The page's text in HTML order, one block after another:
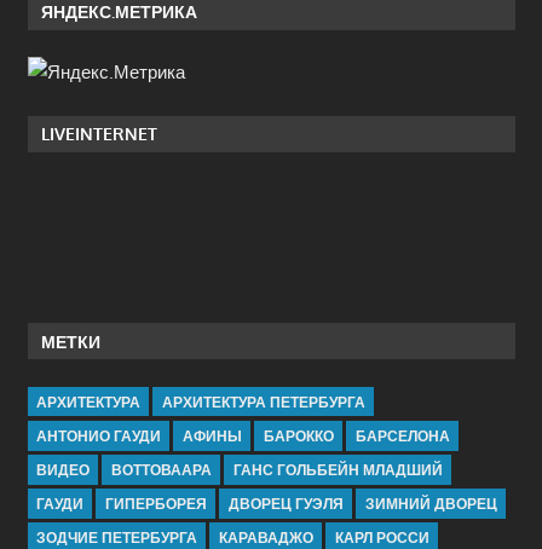
ЯНДЕКС.МЕТРИКА
LIVEINTERNET
МЕТКИ
АРХИТЕКТУРА
АРХИТЕКТУРА ПЕТЕРБУРГА
АНТОНИО ГАУДИ
АФИНЫ БАРОККО
БАРСЕЛОНА
ВИДЕО
ВОТТОВААРА
ГАНС ГОЛЬБЕЙН МЛАДШИЙ
ГАУДИ
ГИПЕРБОРЕЯ ДВОРЕЦ ГУЭЛЯ
ЗИМНИЙ ДВОРЕЦ
ЗОДЧИЕ ПЕТЕРБУРГА
КАРАВАДЖО КАРЛ РОССИ